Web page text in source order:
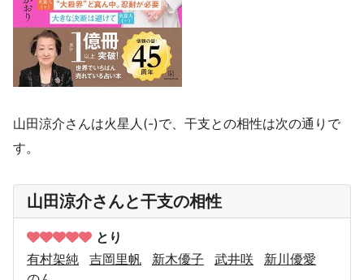
山田涼介さんは火星人(-)で、干支との相性は次の通りで
す。
山田涼介さんと干支の相性
とり
有村架純
吉岡里帆 新木優子 武井咲
新川優愛